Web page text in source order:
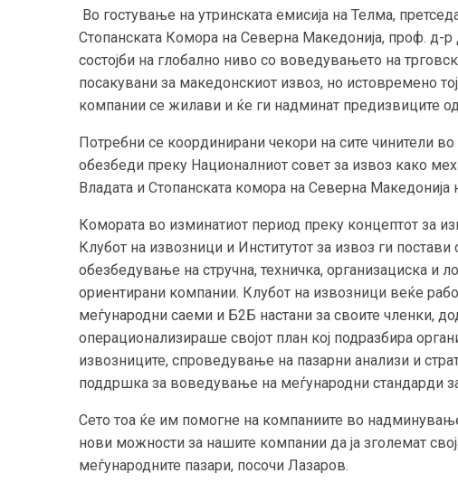
Во гостување на утринската емисија на Телма,
Стопанската Комора на Северна Македонија, проф. д-
состојби на глобално ниво со воведувањето на
посакувани за македонскиот извоз, но истовремено
компании се жилави и ќе ги надминат предизвиците од
Потребни се координирани чекори на сите чинители
обезбеди преку Националниот совет за извоз како
Владата и Стопанската комора на Северна Македонија
Комората во изминатиот период преку концептот за
Клубот на извозници и Институтот за извоз ги
обезбедување на стручна, техничка, организациска и
ориентирани компании. Клубот на извозници веќе
меѓународни саеми и Б2Б настани за своите членки,
операционализираше својот план кој подразбира
извозниците, спроведување на пазарни анализи и
поддршка за воведување на меѓународни стандарди
Сето тоа ќе им помогне на компаниите во
нови можности за нашите компании да ја зголемат
меѓународните пазари, посочи Лазаров.